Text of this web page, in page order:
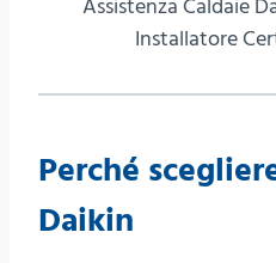
Assistenza Caldaie
Installatore
Perché
Daikin